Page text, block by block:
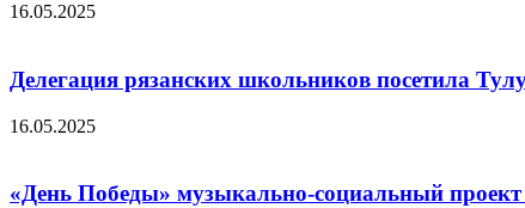
16.05.2025
Делегация рязанских школьников посетила
16.05.2025
«День Победы» музыкально-социальный проект